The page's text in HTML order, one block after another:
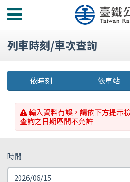
功
選
列車時刻/車次查詢
依時刻 依車站
輸入資料有誤，請依下方提示
查詢之日期區間不允許
時間